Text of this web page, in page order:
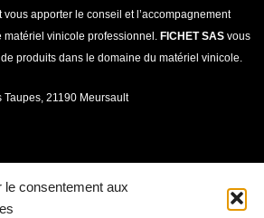
le consentement aux
vous apporter le conseil et l’accompagnement
vinicole professionnel. FICHET SAS vous
produits dans le domaine du matériel vinicole.
21190 Meursault
et 13h30 - 17h30